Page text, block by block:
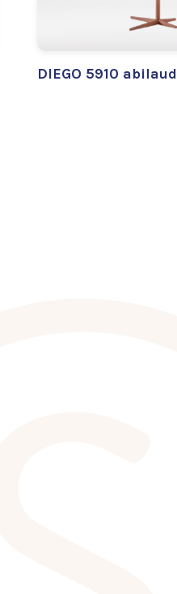
DIEGO 5910 abilaud